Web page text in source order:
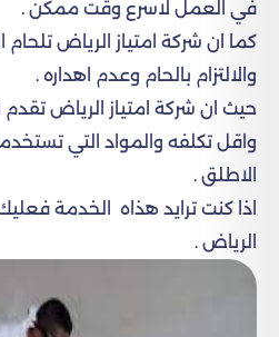
في العمل لاسرع وقت ممكن .
كما ان شركة امتياز الرياض تلحام
والالتزام بالحام وعدم اهداره .
حيث ان شركة امتياز الرياض
واقل تكلفه والمواد التي
الاطلق .
اذا كنت ترايد هذاه الخدمة
الرياض .